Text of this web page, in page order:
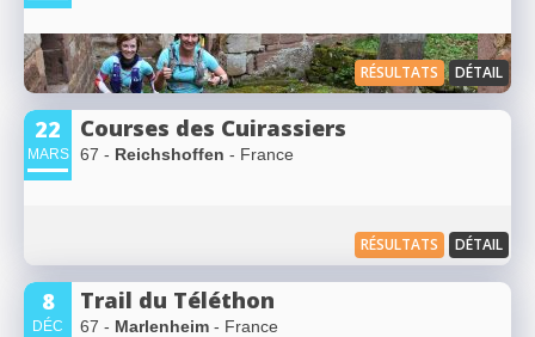
RÉSULTATS DÉTAIL
22
MARS
Courses des Cuirassiers
67 - Reichshoffen - France
RÉSULTATS DÉTAIL
8
DÉC
Trail du Téléthon
67 - Marlenheim - France